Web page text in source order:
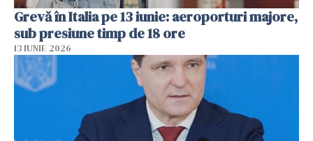
Grevă în Italia pe 13 iunie: aeroporturi majore,
sub presiune timp de 18 ore
13 IUNIE 2026